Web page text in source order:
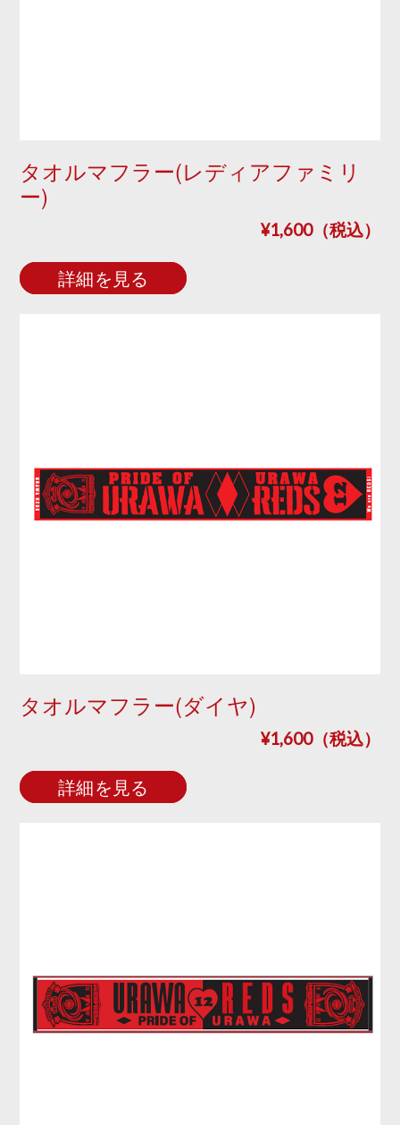
タオルマフラー(レディアファミリ
ー)
¥1,600（税込）
詳細を見る
タオルマフラー(ダイヤ)
¥1,600（税込）
詳細を見る